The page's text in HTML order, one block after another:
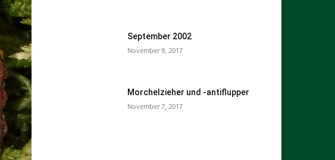
September 2002
November 9, 2017
Morchelzieher und -antiflupper
November 7, 2017